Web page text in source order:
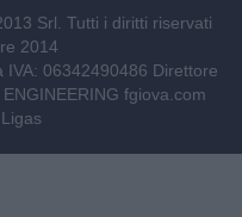
Srl. Tutti i diritti riservati
2014
06342490486 Direttore
fgiova.com